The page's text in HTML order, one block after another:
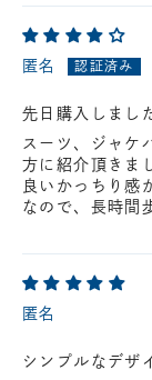
※在庫ありの表示
ざいます。
※新製品について
います。
最新の在庫
合わせくださ
匿名
先日購入しまし
スーツ、ジャケ
方に紹介頂きま
良いかっちり感
なので、長時間
匿名
シンプルなデザ